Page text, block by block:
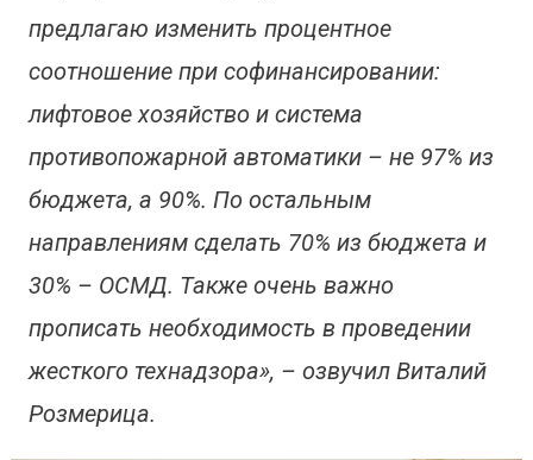
предлагаю изменить процентное
соотношение при софинансировании:
лифтовое хозяйство и система
противопожарной автоматики – не 97% из
бюджета, а 90%. По остальным
направлениям сделать 70% из бюджета и
30% – ОСМД. Также очень важно
прописать необходимость в проведении
жесткого технадзора», – озвучил Виталий
Розмерица.